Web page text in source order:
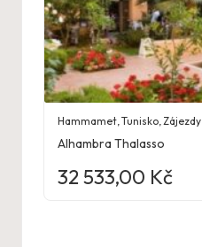
Hammamet ,Tunisko Zájezdy
Alhambra Thalasso
32 533,00 Kč